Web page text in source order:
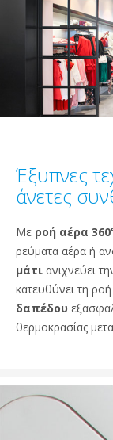
Έξυπνες
άνετες
Με ροή αέρα
ρεύματα αέρα ή
μάτι ανιχνεύει
κατευθύνει τη
δαπέδου
θερμοκρασίας